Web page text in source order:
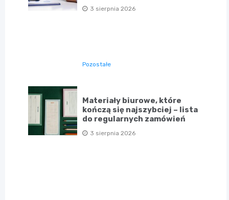
3 sierpnia 2026
Pozostałe
Materiały biurowe, które
kończą się najszybciej – lista
do regularnych zamówień
3 sierpnia 2026